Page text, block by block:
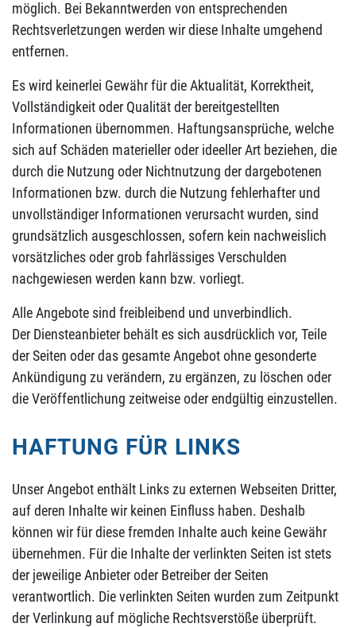
möglich. Bei Bekanntwerden von entsprechenden
Rechtsverletzungen werden wir diese Inhalte umgehend
entfernen.
Es wird keinerlei Gewähr für die Aktualität, Korrektheit,
Vollständigkeit oder Qualität der bereitgestellten
Informationen übernommen. Haftungsansprüche, welche
sich auf Schäden materieller oder ideeller Art beziehen, die
durch die Nutzung oder Nichtnutzung der dargebotenen
Informationen bzw. durch die Nutzung fehlerhafter und
unvollständiger Informationen verursacht wurden, sind
grundsätzlich ausgeschlossen, sofern kein nachweislich
vorsätzliches oder grob fahrlässiges Verschulden
nachgewiesen werden kann bzw. vorliegt.
Alle Angebote sind freibleibend und unverbindlich.
Der Diensteanbieter behält es sich ausdrücklich vor, Teile
der Seiten oder das gesamte Angebot ohne gesonderte
Ankündigung zu verändern, zu ergänzen, zu löschen oder
die Veröffentlichung zeitweise oder endgültig einzustellen.
HAFTUNG FÜR LINKS
Unser Angebot enthält Links zu externen Webseiten Dritter,
auf deren Inhalte wir keinen Einfluss haben. Deshalb
können wir für diese fremden Inhalte auch keine Gewähr
übernehmen. Für die Inhalte der verlinkten Seiten ist stets
der jeweilige Anbieter oder Betreiber der Seiten
verantwortlich. Die verlinkten Seiten wurden zum Zeitpunkt
der Verlinkung auf mögliche Rechtsverstöße überprüft.